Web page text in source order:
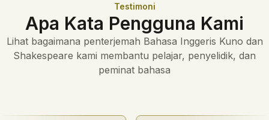
Testimoni
Apa Kata Pengguna Kami
Lihat bagaimana penterjemah Bahasa Inggeris Kuno dan
Shakespeare kami membantu pelajar, penyelidik, dan
peminat bahasa